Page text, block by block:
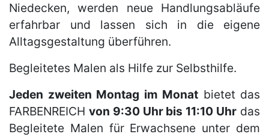
Niedecken, werden neue Handlungsabläufe
erfahrbar und lassen sich in die eigene
Alltagsgestaltung überführen.
Begleitetes Malen als Hilfe zur Selbsthilfe.
Jeden zweiten Montag im Monat bietet das
FARBENREICH von 9:30 Uhr bis 11:10 Uhr das
Begleitete Malen für Erwachsene unter dem